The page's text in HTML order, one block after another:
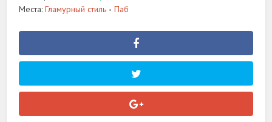
Места:Гламурный стиль • Паб